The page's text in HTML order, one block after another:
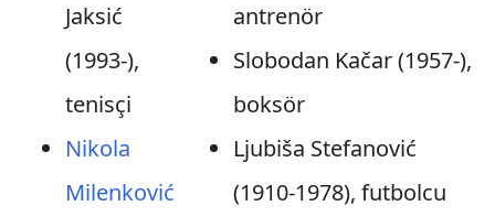
Jaksić
(1993-),
tenisçi
Nikola
Milenković
antrenör
Slobodan Kačar (1957-),
boksör
Ljubiša Stefanović
(1910-1978), futbolcu